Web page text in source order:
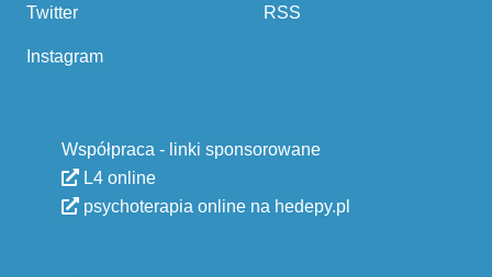
Twitter
Instagram
RSS
Współpraca - linki sponsorowane
L4 online
psychoterapia online na hedepy.pl